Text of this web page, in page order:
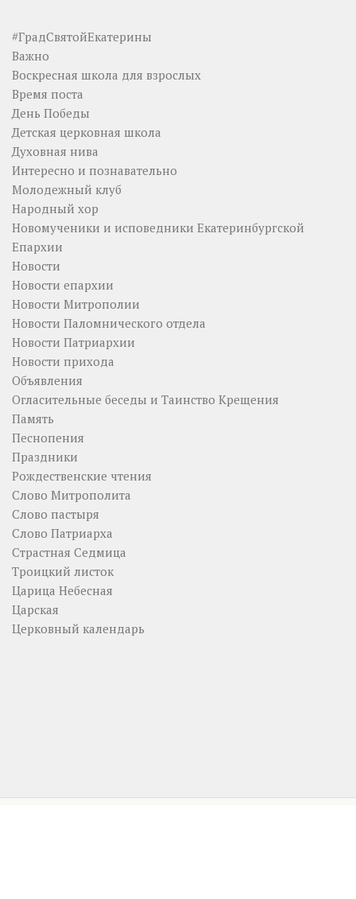
#ГрадСвятойЕкатерины
Важно
Воскресная школа для взрослых
Время поста
День Победы
Детская церковная школа
Духовная нива
Интересно и познавательно
Молодежный клуб
Народный хор
Новомученики и исповедники Екатеринбургской
Епархии
Новости
Новости епархии
Новости Митрополии
Новости Паломнического отдела
Новости Патриархии
Новости прихода
Объявления
Огласительные беседы и Таинство Крещения
Память
Песнопения
Праздники
Рождественские чтения
Слово Митрополита
Слово пастыря
Слово Патриарха
Страстная Седмица
Троицкий листок
Царица Небесная
Царская
Церковный календарь